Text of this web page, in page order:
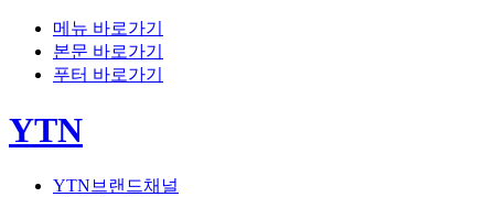
메뉴 바로가기
본문 바로가기
푸터 바로가기
YTN
YTN브랜드채널